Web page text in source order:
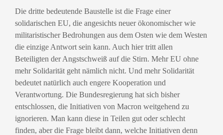
Die dritte bedeutende Baustelle ist die Frage einer
solidarischen EU, die angesichts neuer ökonomischer wie
militaristischer Bedrohungen aus dem Osten wie dem Westen
die einzige Antwort sein kann. Auch hier tritt allen
Beteiligten der Angstschweiß auf die Stirn. Mehr EU ohne
mehr Solidarität geht nämlich nicht. Und mehr Solidarität
bedeutet natürlich auch engere Kooperation und
Verantwortung. Die Bundesregierung hat sich bisher
entschlossen, die Initiativen von Macron weitgehend zu
ignorieren. Man kann diese in Teilen gut oder schlecht
finden, aber die Frage bleibt dann, welche Initiativen denn